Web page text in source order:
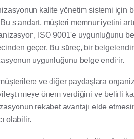
kalite yönetim sistemi için
standart, müşteri memnuniyetini
ISO 9001'e uygunluğunu
geçer. Bu süreç, bir
uygunluğunu belgelendirir.
ve diğer paydaşlara
önem verdiğini ve belirli
rekabet avantajı elde
olabilir.